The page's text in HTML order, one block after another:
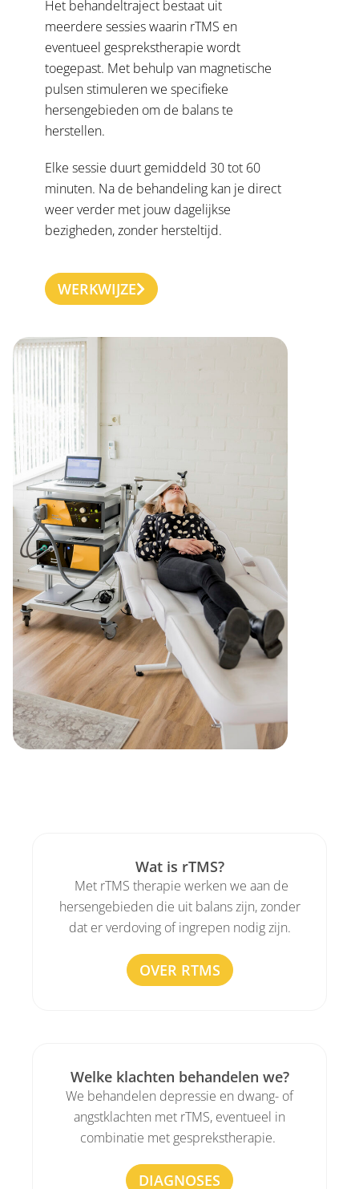
Het behandeltraject bestaat uit
meerdere sessies waarin rTMS en
eventueel gesprekstherapie wordt
toegepast. Met behulp van magnetische
pulsen stimuleren we specifieke
hersengebieden om de balans te
herstellen.
Elke sessie duurt gemiddeld 30 tot 60
minuten. Na de behandeling kan je direct
weer verder met jouw dagelijkse
bezigheden, zonder hersteltijd.
WERKWIJZE
Wat is rTMS?
Met rTMS therapie werken we aan de
hersengebieden die uit balans zijn, zonder
dat er verdoving of ingrepen nodig zijn.
OVER RTMS
Welke klachten behandelen we?
We behandelen depressie en dwang- of
angstklachten met rTMS, eventueel in
combinatie met gesprekstherapie.
DIAGNOSES